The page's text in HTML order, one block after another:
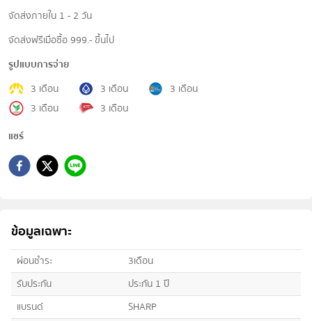
จัดส่งภายใน 1 - 2 วัน
จัดส่งฟรีเมื่อซื้อ 999.- ขึ้นไป
รูปแบบการจ่าย
3 เดือน
3 เดือน
3 เดือน
3 เดือน
3 เดือน
แชร์
ข้อมูลเฉพาะ
ผ่อนชำระ
3เดือน
รับประกัน
ประกัน 1 ปี
แบรนด์
SHARP